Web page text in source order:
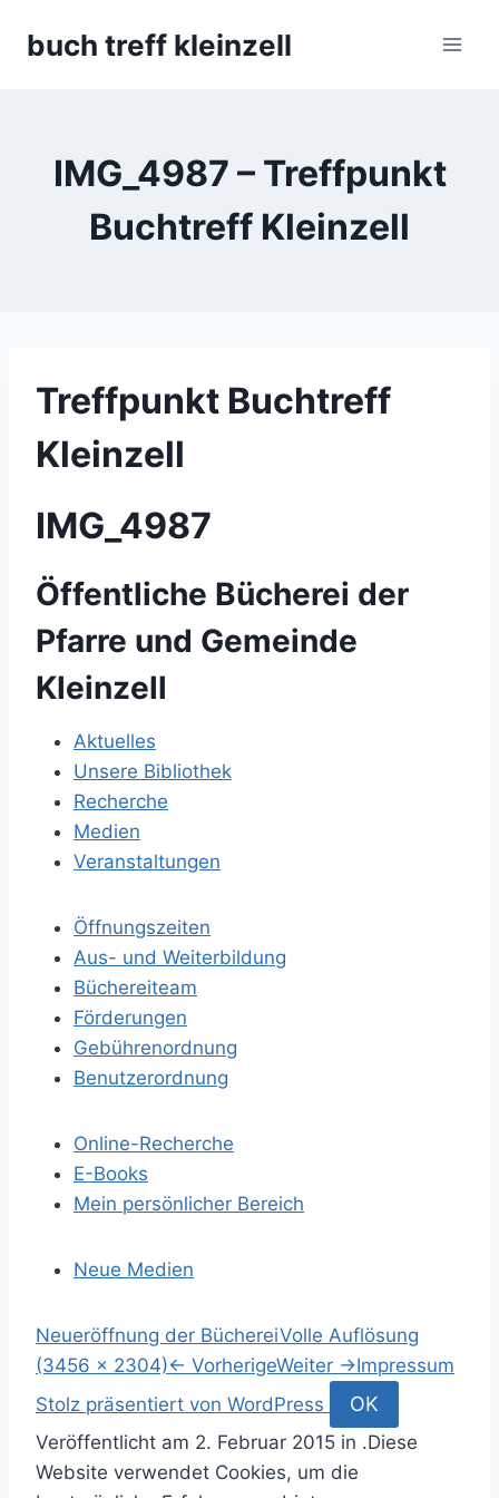
buch treff kleinzell
IMG_4987 – Treffpunkt
Buchtreff Kleinzell
Treffpunkt Buchtreff
Kleinzell
IMG_4987
Öffentliche Bücherei der
Pfarre und Gemeinde
Kleinzell
Aktuelles
Unsere Bibliothek
Recherche
Medien
Veranstaltungen
Öffnungszeiten
Aus- und Weiterbildung
Büchereiteam
Förderungen
Gebührenordnung
Benutzerordnung
Online-Recherche
E-Books
Mein persönlicher Bereich
Neue Medien
S
p
r
n
g
Neueröffnung der BüchereiVolle Auflösung
(3456 × 2304)← VorherigeWeiter →Impressum
Stolz präsentiert von WordPress
OK
u
c
Veröffentlicht am 2. Februar 2015 in .Diese
Website verwendet Cookies, um die